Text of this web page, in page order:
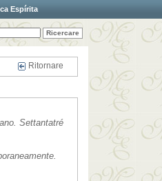
Espírita
Ritornare
Settantatré